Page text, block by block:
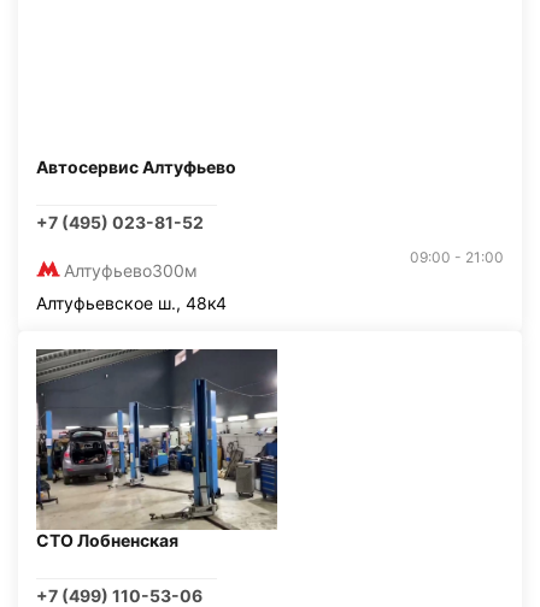
Автосервис Алтуфьево
+7 (495) 023-81-52
Алтуфьево300м
09:00 - 21:00
Алтуфьевское ш., 48к4
СТО Лобненская
+7 (499) 110-53-06